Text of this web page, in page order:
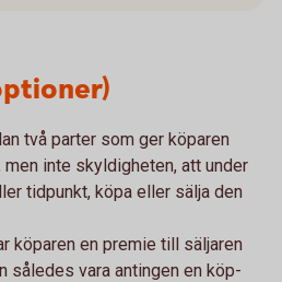
två parter som ger köparen
men inte skyldigheten, att under
tidpunkt, köpa eller sälja den
köparen en premie till säljaren
således vara antingen en köp-